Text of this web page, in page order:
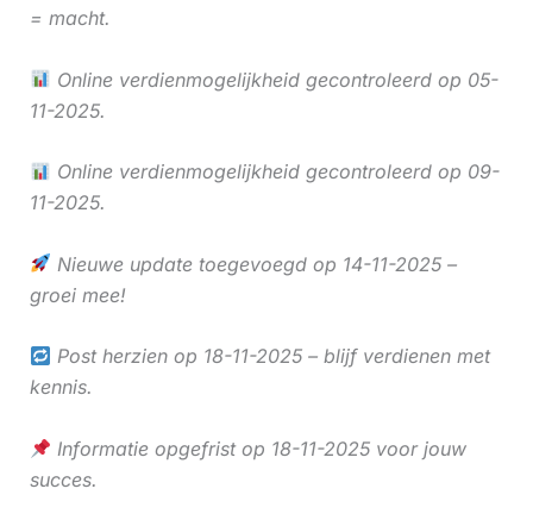
= macht.
Online verdienmogelijkheid gecontroleerd op 05-
11-2025.
Online verdienmogelijkheid gecontroleerd op 09-
11-2025.
Nieuwe update toegevoegd op 14-11-2025 –
groei mee!
Post herzien op 18-11-2025 – blijf verdienen met
kennis.
Informatie opgefrist op 18-11-2025 voor jouw
succes.